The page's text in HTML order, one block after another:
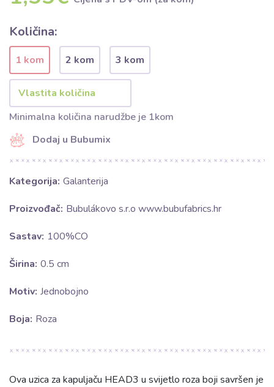
Količina:
1 kom 2 kom 3 kom
Minimalna količina narudžbe je 1kom
Dodaj u Bubumix
Kategorija: Galanterija
Proizvođač: Bubulákovo s.r.o www.bubufabrics.hr
Sastav: 100%CO
Širina: 0.5 cm
Motiv: Jednobojno
Boja: Roza
Ova uzica za kapuljaču HEAD3 u svijetlo roza boji savršen je